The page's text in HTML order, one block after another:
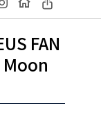
FAN
Moon